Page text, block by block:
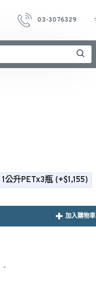
03-3076329
-
1公升PETx3瓶 (+$1,155)
加入購物車